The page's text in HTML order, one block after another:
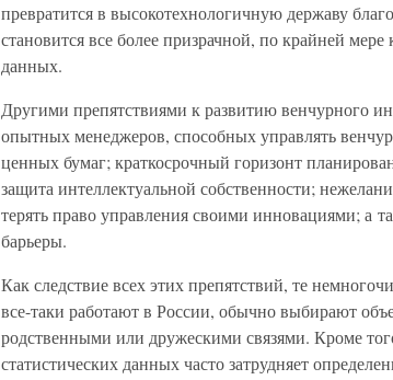
превратится в высокотехнологичную державу
становится все более призрачной, по крайней мере
данных.
Другими препятствиями к развитию венчурного
опытных менеджеров, способных управлять
ценных бумаг; краткосрочный горизонт
защита интеллектуальной собственности;
терять право управления своими инновациями; а
барьеры.
Как следствие всех этих препятствий, те
все-таки работают в России, обычно выбирают
родственными или дружескими связями. Кроме
статистических данных часто затрудняет